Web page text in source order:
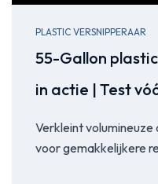
PLASTIC VERSNIPPERAAR
55-Gallon
in actie | Test
Verkleint
voor gemakkelijkere